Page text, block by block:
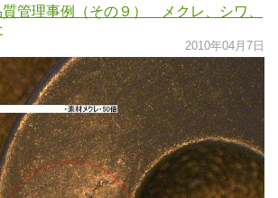
管理事例（その９） メクレ、シワ、
2010年04月7日